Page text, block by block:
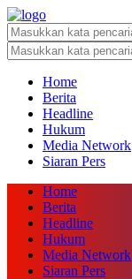
Home
Berita
Headline
Hukum
Media Network
Siaran Pers
Home
Berita
Headline
Hukum
Media Network
Siaran Pers